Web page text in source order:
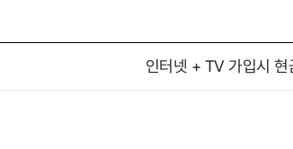
인터넷 + TV 가입시 현